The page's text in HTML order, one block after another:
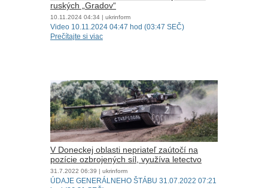
ruských „Gradov“
10.11.2024 04:34 | ukrinform
Video 10.11.2024 04:47 hod (03:47 SEČ)
Prečítajte si viac
V Doneckej oblasti nepriateľ zaútočí na
pozície ozbrojených síl, využíva letectvo
31.7.2022 06:39 | ukrinform
ÚDAJE GENERÁLNEHO ŠTÁBU 31.07.2022 07:21